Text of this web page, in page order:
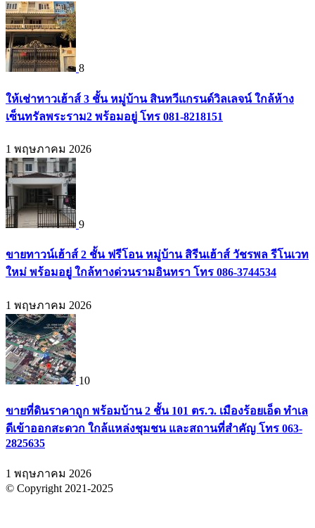
8
ให้เช่าทาวเฮ้าส์ 3 ชั้น หมู่บ้าน สินทวีแกรนด์วิลเลจน์ ใกล้ห้าง
เซ็นทรัลพระราม2 พร้อมอยู่ โทร 081-8218151
1 พฤษภาคม 2026
9
ขายทาวน์เฮ้าส์ 2 ชั้น ฟรีโอน หมู่บ้าน สิรีนเฮ้าส์ วัชรพล รีโนเวท
ใหม่ พร้อมอยู่ ใกล้ทางด่วนรามอินทรา โทร 086-3744534
1 พฤษภาคม 2026
10
ขายที่ดินราคาถูก พร้อมบ้าน 2 ชั้น 101 ตร.ว. เมืองร้อยเอ็ด ทำเล
ดีเข้าออกสะดวก ใกล้แหล่งชุมชน และสถานที่สำคัญ โทร 063-
2825635
1 พฤษภาคม 2026
© Copyright 2021-2025